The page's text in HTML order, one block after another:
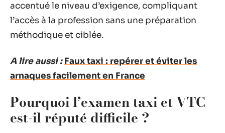
accentué le niveau d’exigence, compliquant
l’accès à la profession sans une préparation
méthodique et ciblée.
A lire aussi : Faux taxi : repérer et éviter les
arnaques facilement en France
Pourquoi l’examen taxi et VTC
est-il réputé difficile ?